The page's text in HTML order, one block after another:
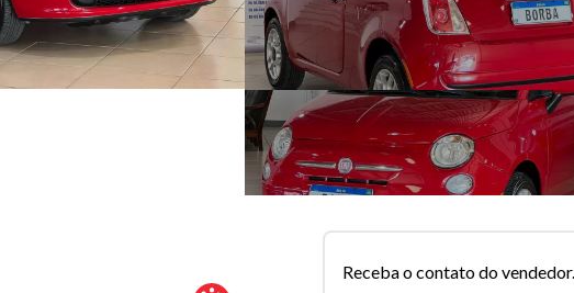
Receba o contato do vendedor.